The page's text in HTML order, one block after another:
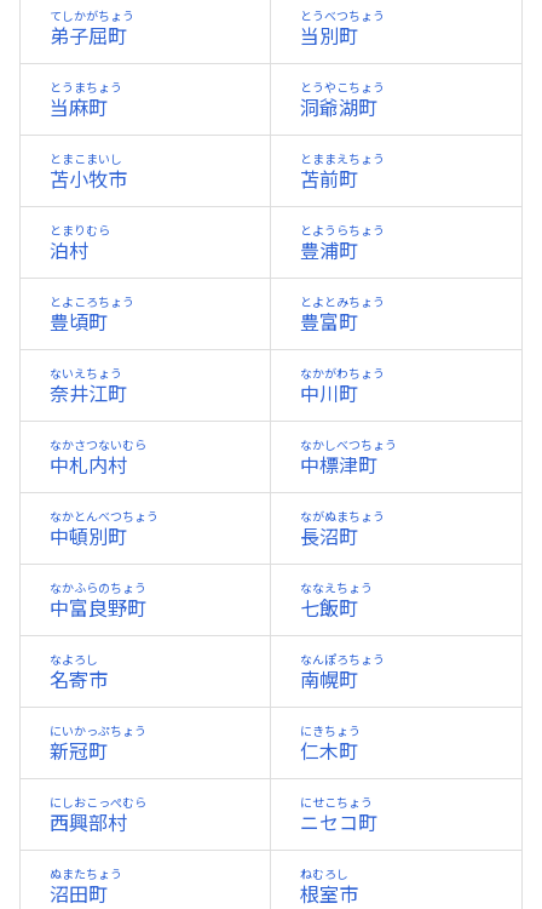
弟子屈町
てしかがちょう
当別町
とうべつちょう
当麻町
とうまちょう
洞爺湖町
とうやこちょう
苫小牧市
とまこまいし
苫前町
とままえちょう
泊村
とまりむら
豊浦町
とようらちょう
豊頃町
とよころちょう
豊富町
とよとみちょう
奈井江町
ないえちょう
中川町
なかがわちょう
中札内村
なかさつないむら
中標津町
なかしべつちょう
中頓別町
なかとんべつちょう
長沼町
ながぬまちょう
中富良野町
なかふらのちょう
七飯町
ななえちょう
名寄市
なよろし
南幌町
なんぽろちょう
新冠町
にいかっぷちょう
仁木町
にきちょう
西興部村
にしおこっぺむら
ニセコ町
にせこちょう
沼田町
ぬまたちょう
根室市
ねむろし